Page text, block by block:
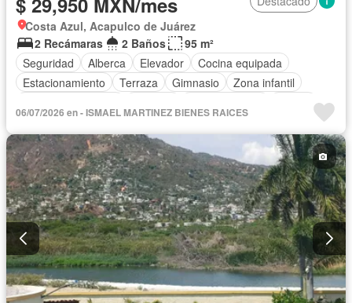
Costa Azul, Acapulco de Juárez
2 Recámaras
2 Baños
95 m²
Seguridad
Alberca Elevador
Cocina equipada
Estacionamiento
Terraza Gimnasio
Zona infantil
Acceso para personas con discapacidad
Sala polivalente
Circuito cerrado de televisión
Cuarto de Limpieza
Agua Jacuzzi
Gas natural
Asador
Vista panorámica
Recámara con closet
Caseta de vigilancia
Conserje
Completamente amueblado
06/07/2026 en - ISMAEL MARTINEZ BIENES RAICES